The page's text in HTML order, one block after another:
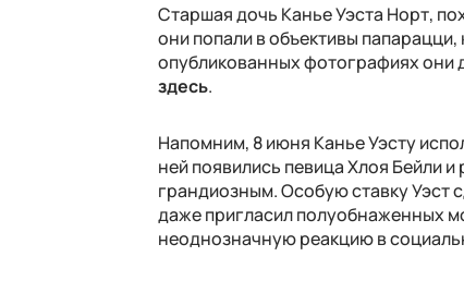
Старшая дочь Канье Уэста Норт,
они попали в объективы
опубликованных фотографиях они
здесь.
Напомним, 8 июня Канье Уэсту
ней появились певица Хлоя Бейли
грандиозным. Особую ставку Уэст
даже пригласил полуобнаженных
неоднозначную реакцию в